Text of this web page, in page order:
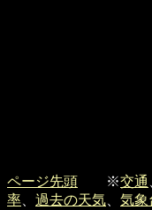
ページ先頭 ※交通
率
過去の天気 気象